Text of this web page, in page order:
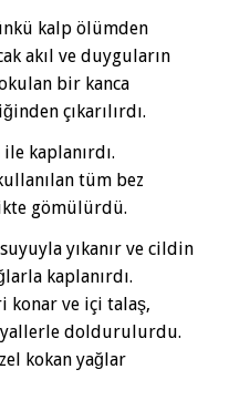
kalp ölümden
akıl ve duyguların
bir kanca
çıkarılırdı.
kaplanırdı.
tüm bez
gömülürdü.
yıkanır ve cildin
kaplanırdı.
konar ve içi talaş,
doldurulurdu.
kokan yağlar